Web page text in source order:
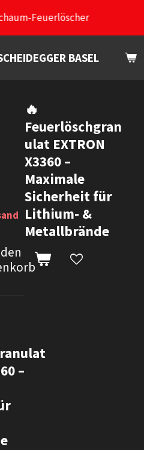
Feuerlöscher
BASEL
🔥
Feuerlöschgran
ulat EXTRON
X3360 –
Maximale
Sicherheit für
Lithium- &
Metallbrände
–